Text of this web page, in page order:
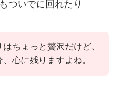
ついでに回れたり
はちょっと贅沢だけど、
、心に残りますよね。